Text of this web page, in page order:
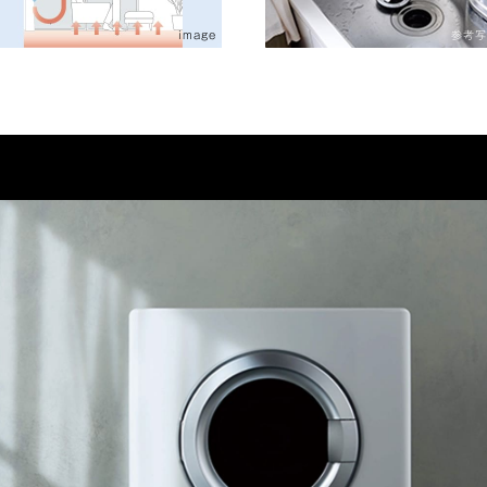
image 参考